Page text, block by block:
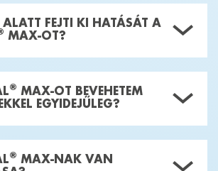
FEJTI KI HATÁSÁT A
MAX-OT?
® MAX-OT BEVEHETEM
EGYIDEJŰLEG?
® MAX-NAK VAN